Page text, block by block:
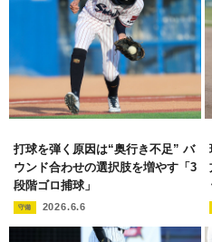
打球を弾く原因は“奥行き不足” バ
ウンド合わせの選択肢を増やす「3
段階ゴロ捕球」
守備 2026.6.6